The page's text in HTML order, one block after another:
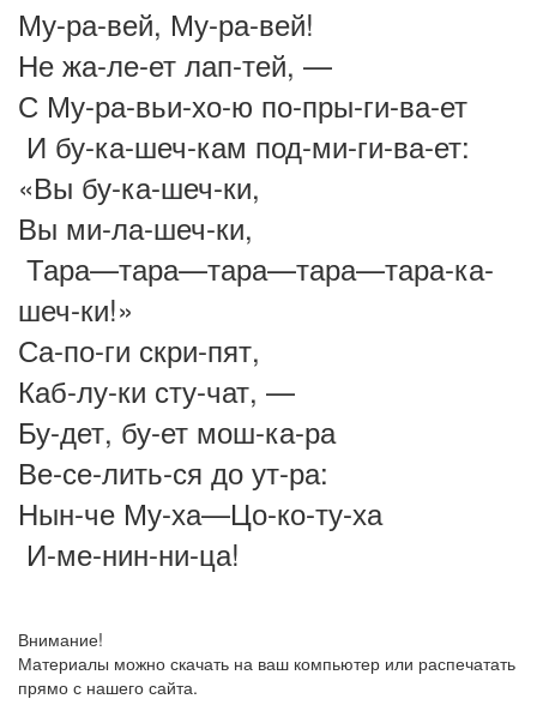
Му-ра-вей, Му-ра-вей!
Не жа-ле-ет лап-тей, —
С Му-ра-вьи-хо-ю по-пры-ги-ва-ет
И бу-ка-шеч-кам под-ми-ги-ва-ет:
«Вы бу-ка-шеч-ки,
Вы ми-ла-шеч-ки,
Тара—тара—тара—тара—тара-ка-
шеч-ки!»
Са-по-ги скри-пят,
Каб-лу-ки сту-чат, —
Бу-дет, бу-ет мош-ка-ра
Ве-се-лить-ся до ут-ра:
Нын-че Му-ха—Цо-ко-ту-ха
И-ме-нин-ни-ца!
Внимание!
Материалы можно скачать на ваш компьютер или распечатать
прямо с нашего сайта.